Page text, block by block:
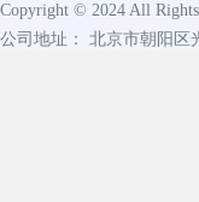
Copyright © 2024 All Rights
公司地址： 北京市朝阳区